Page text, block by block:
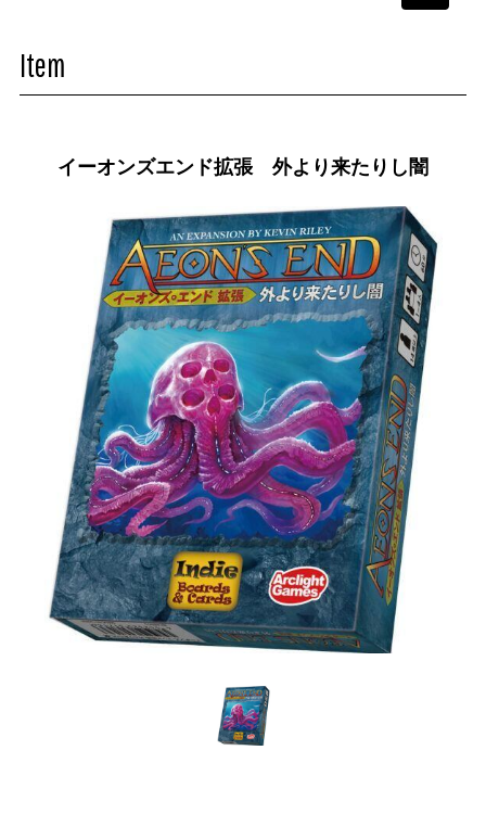
Item
イーオンズエンド拡張 外より来たりし闇